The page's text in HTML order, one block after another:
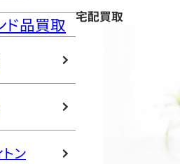
ド品買取
トン
宅配買取